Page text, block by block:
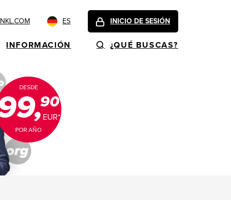
ES INICIO DE SESIÓN
INFORMACIÓN ¿QUÉ BUSCAS?
DESDE
EUR*
90
POR AÑO